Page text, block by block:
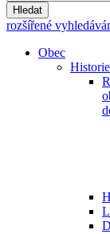
Hledat
rozšířené
Obec